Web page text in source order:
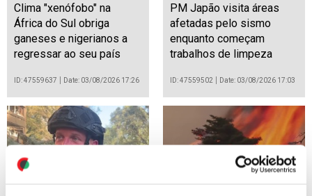
Clima "xenófobo" na
África do Sul obriga
ganeses e nigerianos a
regressar ao seu país
ID: 47559637 Date: 03/08/2026 17:26
PM Japão visita áreas
afetadas pelo sismo
enquanto começam
trabalhos de limpeza
ID: 47559502 Date: 03/08/2026 17:03